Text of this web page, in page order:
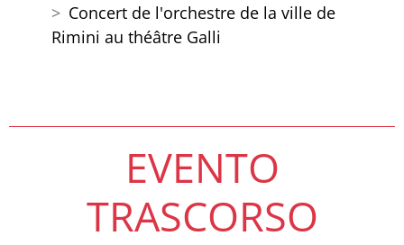
Concert de l'orchestre de la ville de
Rimini au théâtre Galli
EVENTO
TRASCORSO